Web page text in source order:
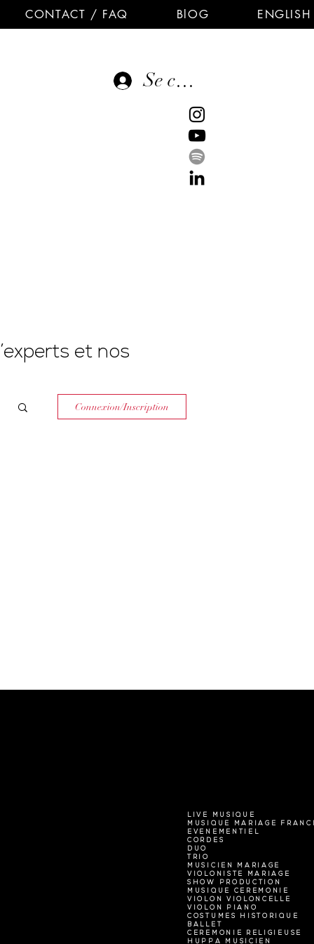
CONTACT / FAQ BlOG ENGLISH
Se connecter
Connexion/Inscription
et nos
LIVE MUSIQUE
MUSIQUE MARIAGE
EVENEMENTIEL
CORDES
DUO
TRIO
MUSICIEN MARIAGE
VIOLONISTE MARIAGE
SHOW PRODUCTION
MUSIQUE CEREMONIE
VIOLON VIOLONCELLE
VIOLON PIANO
COSTUMES HISTORIQUE
BALLET
CEREMONIE RELIGIEUSE
HUPPA MUSICIEN